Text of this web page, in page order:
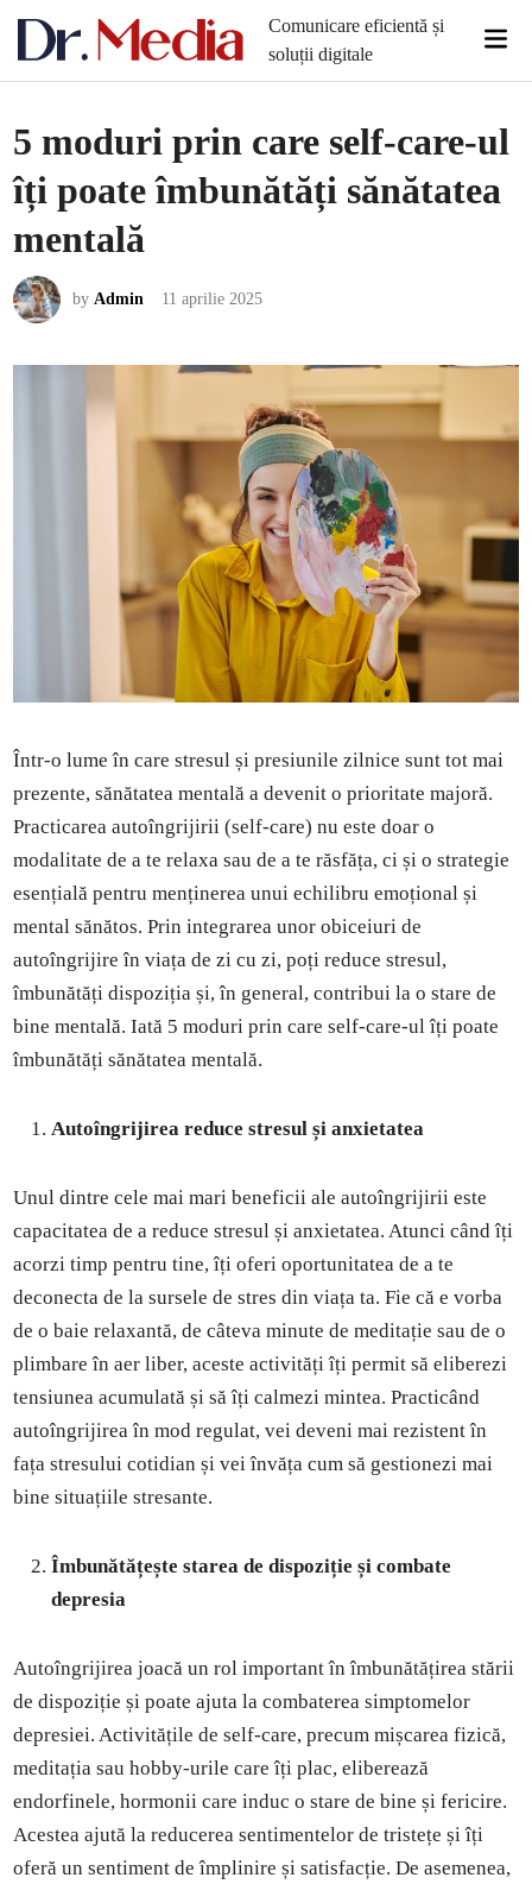
Comunicare eficientă și
soluții digitale
5 moduri prin care self-care-ul
îți poate îmbunătăți sănătatea
mentală
byAdmin 11 aprilie 2025
Într-o lume în care stresul și presiunile zilnice sunt tot mai
prezente, sănătatea mentală a devenit o prioritate majoră.
Practicarea autoîngrijirii (self-care) nu este doar o
modalitate de a te relaxa sau de a te răsfăța, ci și o strategie
esențială pentru menținerea unui echilibru emoțional și
mental sănătos. Prin integrarea unor obiceiuri de
autoîngrijire în viața de zi cu zi, poți reduce stresul,
îmbunătăți dispoziția și, în general, contribui la o stare de
bine mentală. Iată 5 moduri prin care self-care-ul îți poate
îmbunătăți sănătatea mentală.
Autoîngrijirea reduce stresul și anxietatea
Unul dintre cele mai mari beneficii ale autoîngrijirii este
capacitatea de a reduce stresul și anxietatea. Atunci când îți
acorzi timp pentru tine, îți oferi oportunitatea de a te
deconecta de la sursele de stres din viața ta. Fie că e vorba
de o baie relaxantă, de câteva minute de meditație sau de o
plimbare în aer liber, aceste activități îți permit să eliberezi
tensiunea acumulată și să îți calmezi mintea. Practicând
autoîngrijirea în mod regulat, vei deveni mai rezistent în
fața stresului cotidian și vei învăța cum să gestionezi mai
bine situațiile stresante.
Îmbunătățește starea de dispoziție și combate
depresia
Autoîngrijirea joacă un rol important în îmbunătățirea stării
de dispoziție și poate ajuta la combaterea simptomelor
depresiei. Activitățile de self-care, precum mișcarea fizică,
meditația sau hobby-urile care îți plac, eliberează
endorfinele, hormonii care induc o stare de bine și fericire.
Acestea ajută la reducerea sentimentelor de tristețe și îți
oferă un sentiment de împlinire și satisfacție. De asemenea,